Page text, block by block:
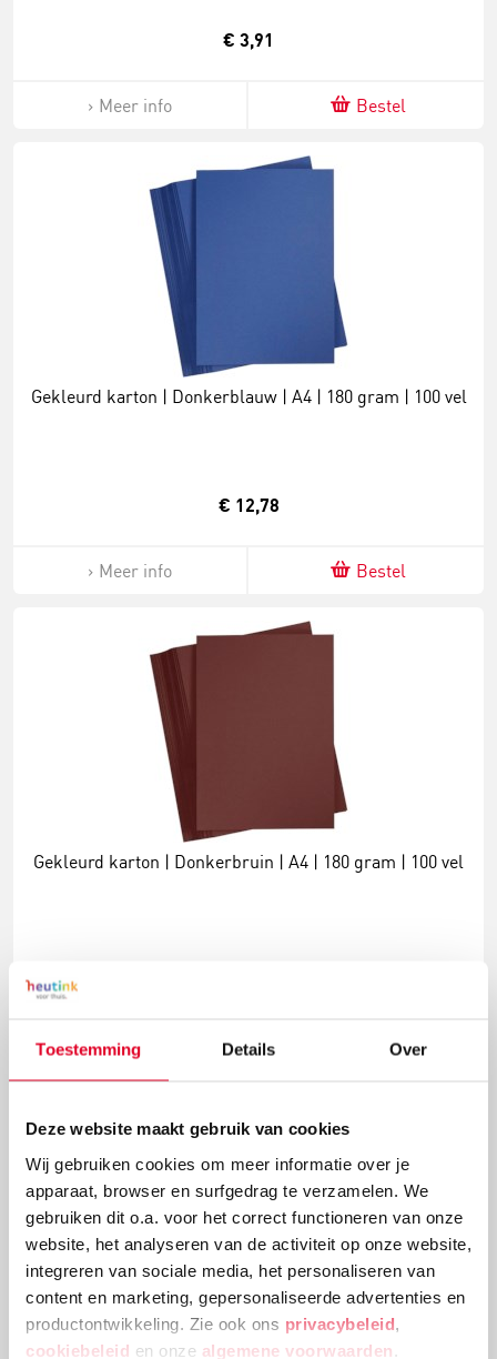
Toestemming Details Over
Deze website maakt gebruik van cookies
Wij gebruiken cookies om meer informatie over je
apparaat, browser en surfgedrag te verzamelen. We
gebruiken dit o.a. voor het correct functioneren van onze
website, het analyseren van de activiteit op onze website,
integreren van sociale media, het personaliseren van
content en marketing, gepersonaliseerde advertenties en
productontwikkeling. Zie ook ons privacybeleid
cookiebeleid en onze algemene voorwaarden
€ 3,91
Meer info Bestel
Gekleurd karton | Donkerblauw | A4 | 180 gram | 100 vel
€ 12,78
Meer info Bestel
Gekleurd karton | Donkerbruin | A4 | 180 gram | 100 vel
Gekleurd karton | Folia | Pastel | 50 x 70 cm | 100 vel |
300 grams